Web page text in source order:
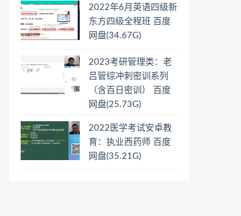
2022年6月英语四级新
东方四级全程班 百度
网盘(34.67G)
2023考研管理类：老
吕管综冲刺密训系列
（含百日密训） 百度
网盘(25.73G)
2022医学考试安卓教
育：执业西药师 百度
网盘(35.21G)